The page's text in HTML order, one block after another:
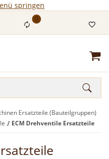
springen
0
Ersatzteile (Bauteilgruppen)
ECM Drehventile Ersatzteile